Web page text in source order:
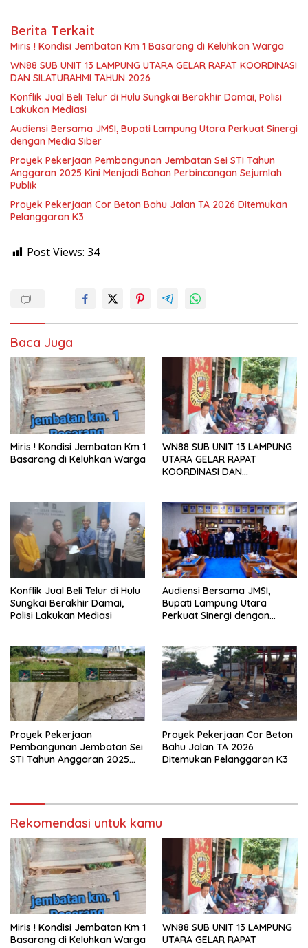
Berita Terkait
Miris ! Kondisi Jembatan Km 1 Basarang di Keluhkan Warga
WN88 SUB UNIT 13 LAMPUNG UTARA GELAR RAPAT KOORDINASI
DAN SILATURAHMI TAHUN 2026
Konflik Jual Beli Telur di Hulu Sungkai Berakhir Damai, Polisi
Lakukan Mediasi
Audiensi Bersama JMSI, Bupati Lampung Utara Perkuat Sinergi
dengan Media Siber
Proyek Pekerjaan Pembangunan Jembatan Sei STI Tahun
Anggaran 2025 Kini Menjadi Bahan Perbincangan Sejumlah
Publik
Proyek Pekerjaan Cor Beton Bahu Jalan TA 2026 Ditemukan
Pelanggaran K3
Post Views: 34
Baca Juga
Miris ! Kondisi Jembatan Km 1
Basarang di Keluhkan Warga
WN88 SUB UNIT 13 LAMPUNG
UTARA GELAR RAPAT
KOORDINASI DAN
Konflik Jual Beli Telur di Hulu
Sungkai Berakhir Damai,
Polisi Lakukan Mediasi
Audiensi Bersama JMSI,
Bupati Lampung Utara
Perkuat Sinergi dengan
Proyek Pekerjaan
Pembangunan Jembatan Sei
STI Tahun Anggaran 2025
Proyek Pekerjaan Cor Beton
Bahu Jalan TA 2026
Ditemukan Pelanggaran K3
Rekomendasi untuk kamu
Miris ! Kondisi Jembatan Km 1
Basarang di Keluhkan Warga
WN88 SUB UNIT 13 LAMPUNG
UTARA GELAR RAPAT